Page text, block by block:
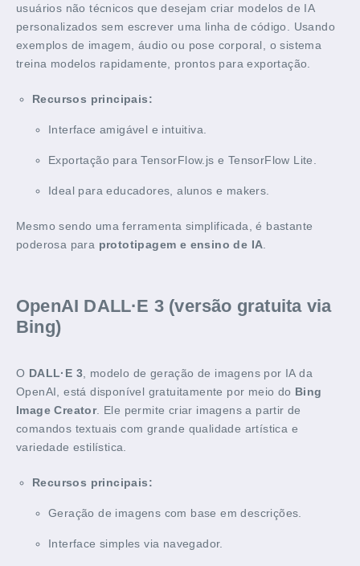
usuários não técnicos que desejam criar modelos de IA
personalizados sem escrever uma linha de código. Usando
exemplos de imagem, áudio ou pose corporal, o sistema
treina modelos rapidamente, prontos para exportação.
Recursos principais:
Interface amigável e intuitiva.
Exportação para TensorFlow.js e TensorFlow Lite.
Ideal para educadores, alunos e makers.
Mesmo sendo uma ferramenta simplificada, é bastante
poderosa para prototipagem e ensino de IA
OpenAI DALL·E 3 (versão gratuita via
Bing)
O DALL·E 3 , modelo de geração de imagens por IA da
OpenAI, está disponível gratuitamente por meio do Bing
Image Creator. Ele permite criar imagens a partir de
comandos textuais com grande qualidade artística e
variedade estilística.
Recursos principais:
Geração de imagens com base em descrições.
Interface simples via navegador.